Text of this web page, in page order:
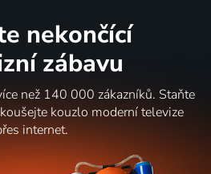
nekončící
zábavu
než 140 000 zákazníků. Staňte
kouzlo moderní televize
internet.